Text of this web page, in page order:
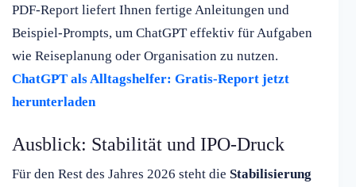
PDF-Report liefert Ihnen fertige Anleitungen und
Beispiel-Prompts, um ChatGPT effektiv für Aufgaben
wie Reiseplanung oder Organisation zu nutzen.
ChatGPT als Alltagshelfer: Gratis-Report jetzt
herunterladen
Ausblick: Stabilität und IPO-Druck
Für den Rest des Jahres 2026 steht die Stabilisierung